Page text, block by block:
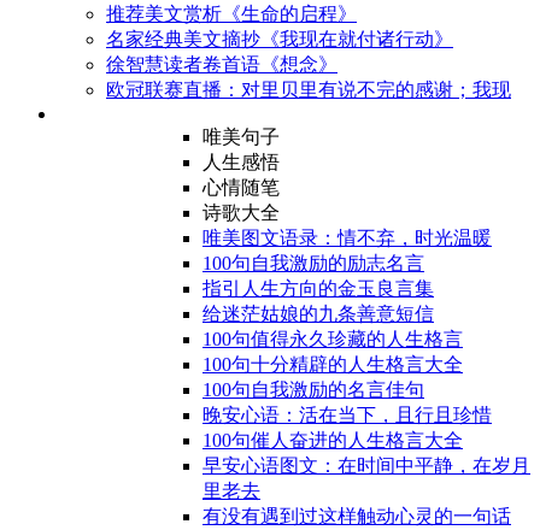
推荐美文赏析《生命的启程》
名家经典美文摘抄《我现在就付诸行动》
徐智慧读者卷首语《想念》
欧冠联赛直播：对里贝里有说不完的感谢；我现
唯美句子
人生感悟
心情随笔
诗歌大全
唯美图文语录：情不弃，时光温暖
100句自我激励的励志名言
指引人生方向的金玉良言集
给迷茫姑娘的九条善意短信
100句值得永久珍藏的人生格言
100句十分精辟的人生格言大全
100句自我激励的名言佳句
晚安心语：活在当下，且行且珍惜
100句催人奋进的人生格言大全
早安心语图文：在时间中平静，在岁月
里老去
有没有遇到过这样触动心灵的一句话